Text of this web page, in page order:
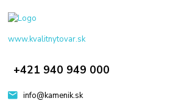
www.kvalitnytovar.sk
+421 940 949 000
info@kamenik.sk